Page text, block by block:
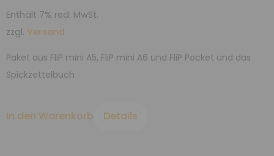
Enthält 7% red. MwSt.
zzgl. Versand
Paket aus FliP mini A5, FliP mini A6 und FliP Pocket und das
Spickzettelbuch
In den Warenkorb Details